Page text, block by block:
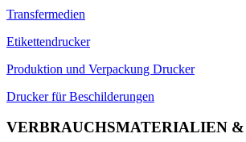
Transfermedien
Etikettendrucker
Produktion und Verpackung Drucker
Drucker für Beschilderungen
VERBRAUCHSMATERIALIEN